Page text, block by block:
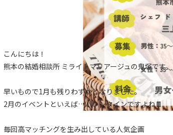
こんにちは！
熊本の結婚相談所 ミライトマリアージュの鬼塚です。
早いもので1月も残りわずかとなりました。
2月のイベントといえば…バレンタインですよね🍫
毎回高マッチングを生み出している人気企画